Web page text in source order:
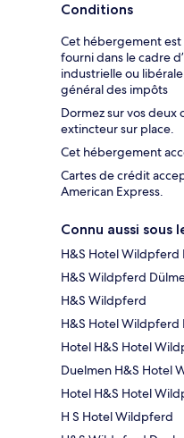
Conditions
Cet hébergement
fourni dans le cadre
industrielle ou
général des impôts
Dormez sur vos deux
extincteur sur place.
Cet hébergement
Cartes de crédit
American Express.
Connu aussi sous
H&S Hotel Wildpferd
H&S Wildpferd
H&S Wildpferd
H&S Hotel Wildpferd
Hotel H&S Hotel
Duelmen H&S Hotel
Hotel H&S Hotel
H S Hotel Wildpferd